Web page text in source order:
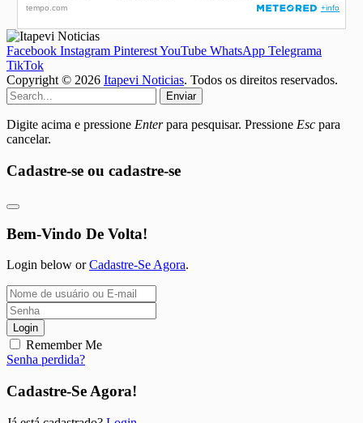
Facebook Instagram PinterestYouTube WhatsApp Telegrama
TikTok
Copyright © 2026 Itapevi Noticias. Todos os direitos reservados.
Enviar
Digite acima e pressione Enterpara pesquisar. Pressione Esc para
cancelar.
Cadastre-se ou cadastre-se
Bem-Vindo De Volta!
Login below orCadastre-Se Agora.
Login
Remember Me
Senha perdida?
Cadastre-Se Agora!